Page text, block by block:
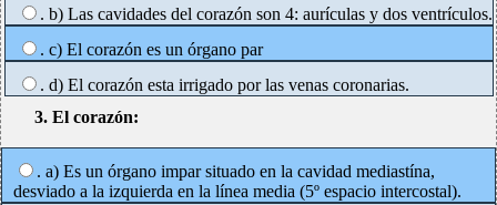
. b) Las cavidades del corazón son 4: aurículas y dos ventrículos.
. c) El corazón es un órgano par
. d) El corazón esta irrigado por las venas coronarias.
3. El corazón:
. a) Es un órgano impar situado en la cavidad mediastína,
desviado a la izquierda en la línea media (5º espacio intercostal).